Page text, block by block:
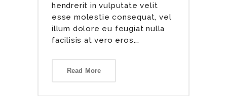
hendrerit in vulputate velit
esse molestie consequat, vel
illum dolore eu feugiat nulla
facilisis at vero eros...
Read More